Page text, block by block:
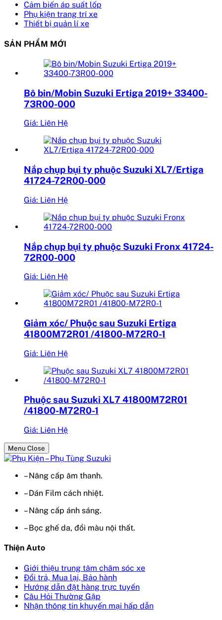
Cảm biến áp suất lốp
Phụ kiện trang trí xe
Thiết bị quản lí xe
SẢN PHẨM MỚI
Bô bin/Mobin Suzuki Ertiga 2019+ 33400-
73R00-000
Giá: Liên Hệ
Nắp chụp bụi ty phuộc Suzuki XL7/Ertiga
41724-72R00-000
Giá: Liên Hệ
Nắp chụp bụi ty phuộc Suzuki Fronx 41724-
72R00-000
Giá: Liên Hệ
Giảm xóc/ Phuộc sau Suzuki Ertiga
41800M72R01 /41800-M72R0-1
Giá: Liên Hệ
Phuộc sau Suzuki XL7 41800M72R01
/41800-M72R0-1
Giá: Liên Hệ
Menu Close
– Nâng cấp âm thanh.
– Dán Film cách nhiệt.
– Nâng cấp ánh sáng.
– Bọc ghế da, đổi màu nội thất.
Thiện Auto
Giới thiệu trung tâm chăm sóc xe
Đổi trả, Mua lại, Bảo hành
Hướng dẫn đặt hàng trực tuyến
Câu Hỏi Thường Gặp
Nhận thông tin khuyến mại hấp dẫn